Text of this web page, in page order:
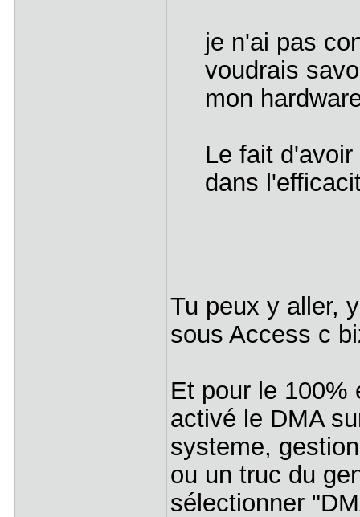
je n'ai pas
voudrais
mon
Le fait
dans
Tu peux y aller,
sous Access c
Et pour le 100%
activé le DMA
systeme,
ou un truc du
sélectionner